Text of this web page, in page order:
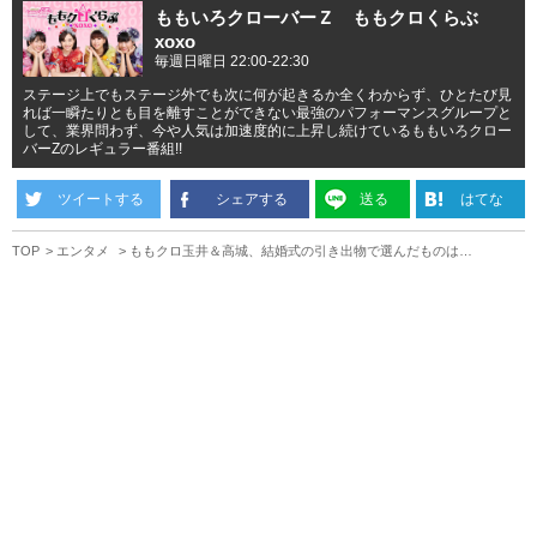
ももいろクローバーＺ ももクロくらぶ
xoxo
毎週日曜日 22:00-22:30
ステージ上でもステージ外でも次に何が起きるか全くわからず、ひとたび見
れば一瞬たりとも目を離すことができない最強のパフォーマンスグループと
して、業界問わず、今や人気は加速度的に上昇し続けているももいろクロー
バーZのレギュラー番組!!
ツイートする シェアする 送る はてな
TOP エンタメ ももクロ玉井＆高城、結婚式の引き出物で選んだものは…